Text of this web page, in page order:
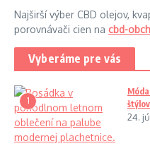
Najširší výber CBD olejov,
porovnávači cien na cbd-
Vyberáme pre vás
1
24.